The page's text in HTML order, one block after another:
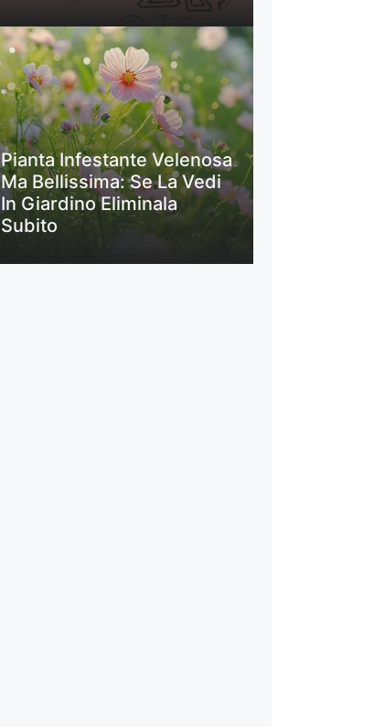
Pianta Infestante Velenosa
Ma Bellissima: Se La Vedi
In Giardino Eliminala
Subito